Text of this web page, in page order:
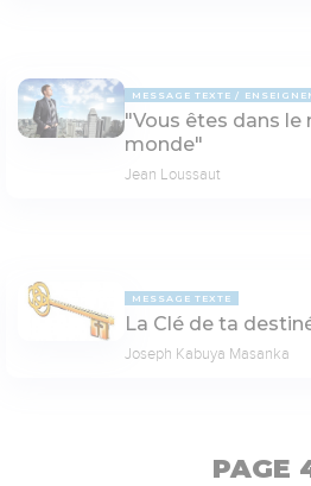
MESSAGE TEXTE
"Vous êtes dans le
monde"
Jean Loussaut
MESSAGE TEXTE
La Clé de ta
Joseph Kabuya Masanka
PAGE